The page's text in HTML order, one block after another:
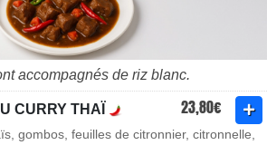
accompagnés de riz blanc.
CURRY THAÏ 23,80€
gombos, feuilles de citronnier, citronnelle,